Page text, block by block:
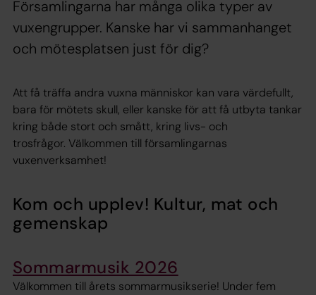
Församlingarna har många olika typer av
vuxengrupper. Kanske har vi sammanhanget
och mötesplatsen just för dig?
Att få träffa andra vuxna människor kan vara värdefullt,
bara för mötets skull, eller kanske för att få utbyta tankar
kring både stort och smått, kring livs- och
trosfrågor. Välkommen till församlingarnas
vuxenverksamhet!
Kom och upplev! Kultur, mat och
gemenskap
Sommarmusik 2026
Välkommen till årets sommarmusikserie! Under fem